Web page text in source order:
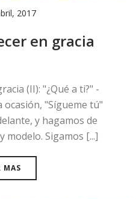
2017
en gracia
(II): "¿Qué a ti?" -
"Sígueme tú"
y hagamos de
Sigamos [...]
MAS